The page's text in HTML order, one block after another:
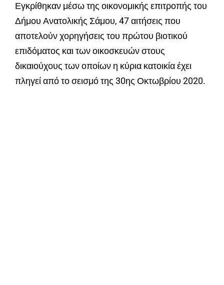
Εγκρίθηκαν μέσω της οικονομικής επιτροπής του
Δήμου Ανατολικής Σάμου, 47 αιτήσεις που
αποτελούν χορηγήσεις του πρώτου βιοτικού
επιδόματος και των οικοσκευών στους
δικαιούχους των οποίων η κύρια κατοικία έχει
πληγεί από το σεισμό της 30ης Οκτωβρίου 2020.